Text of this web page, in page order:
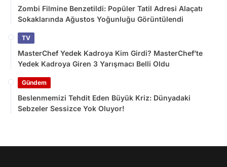
Zombi Filmine Benzetildi: Popüler Tatil Adresi Alaçatı
Sokaklarında Ağustos Yoğunluğu Görüntülendi
TV
MasterChef Yedek Kadroya Kim Girdi? MasterChef’te
Yedek Kadroya Giren 3 Yarışmacı Belli Oldu
Gündem
Beslenmemizi Tehdit Eden Büyük Kriz: Dünyadaki
Sebzeler Sessizce Yok Oluyor!